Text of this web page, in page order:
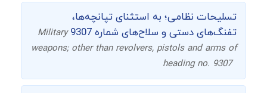
تسلیحات نظامی؛ به استثنای تپانچه‌ها،
تفنگ‌های دستی و سلاح‌های شماره 9307
Military
weapons; other than revolvers, pistols and arms of
heading no. 9307